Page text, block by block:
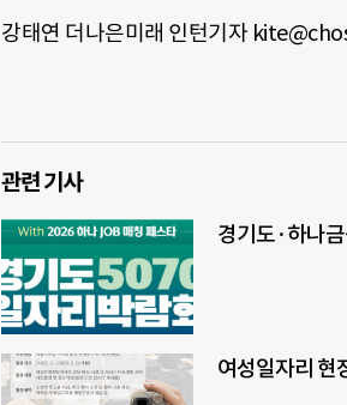
강태연 더나은미래 인턴기자
관련 기사
경기도·하나금
여성일자리 현